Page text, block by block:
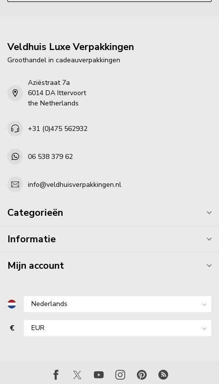
Veldhuis Luxe Verpakkingen
Groothandel in cadeauverpakkingen
Aziëstraat 7a
6014 DA Ittervoort
the Netherlands
+31 (0)475 562932
06 538 379 62
info@veldhuisverpakkingen.nl
Categorieën
Informatie
Mijn account
€